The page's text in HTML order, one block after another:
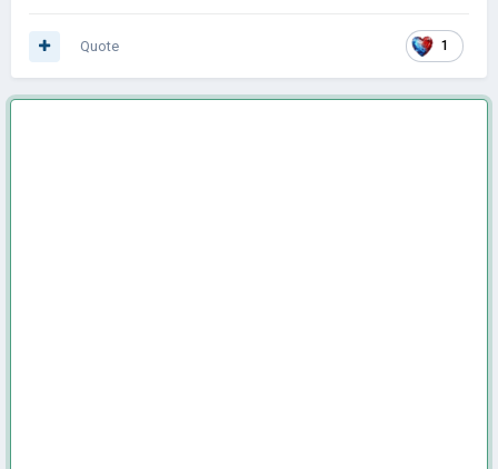
1
Quote